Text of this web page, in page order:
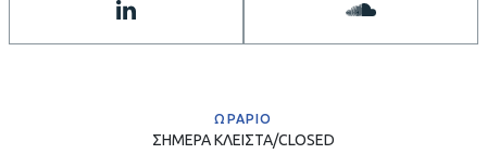
ΩΡΑΡΙΟ
ΣΗΜΕΡΑΚΛΕΙΣΤΑ/CLOSED